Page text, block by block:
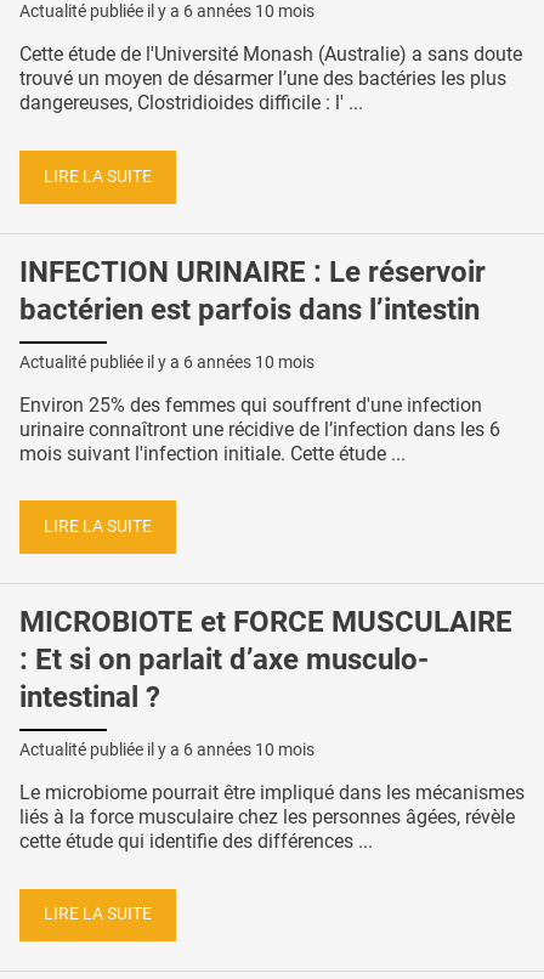
Actualité publiée il y a 6 années 10 mois
Cette étude de l'Université Monash (Australie) a sans doute
trouvé un moyen de désarmer l’une des bactéries les plus
dangereuses, Clostridioides difficile : l' ...
LIRE LA SUITE
INFECTION URINAIRE : Le réservoir
bactérien est parfois dans l’intestin
Actualité publiée il y a 6 années 10 mois
Environ 25% des femmes qui souffrent d'une infection
urinaire connaîtront une récidive de l’infection dans les 6
mois suivant l'infection initiale. Cette étude ...
LIRE LA SUITE
MICROBIOTE et FORCE MUSCULAIRE
: Et si on parlait d’axe musculo-
intestinal ?
Actualité publiée il y a 6 années 10 mois
Le microbiome pourrait être impliqué dans les mécanismes
liés à la force musculaire chez les personnes âgées, révèle
cette étude qui identifie des différences ...
LIRE LA SUITE